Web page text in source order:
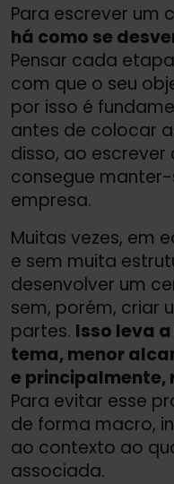
Para escrever um
há como se
Pensar cada
com que o seu
por isso é
antes de colocar
disso, ao
consegue
empresa.
Muitas vezes, em
e sem muita
desenvolver um
sem, porém, criar
partes. Isso leva
tema, menor
e principalmente,
Para evitar esse
de forma macro,
ao contexto ao
associada.